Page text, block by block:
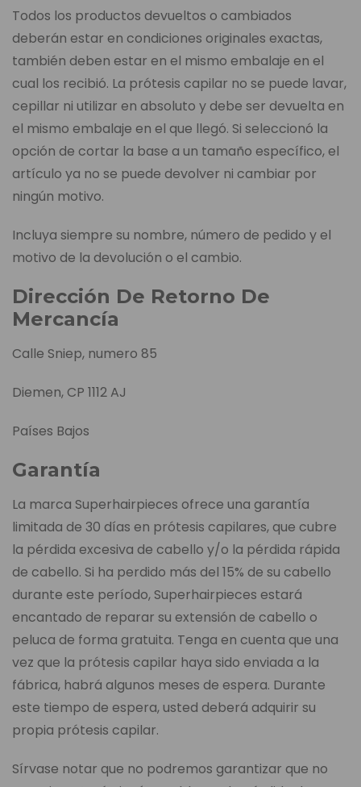
Todos los productos devueltos o cambiados
deberán estar en condiciones originales exactas,
también deben estar en el mismo embalaje en el
cual los recibió. La prótesis capilar no se puede lavar,
cepillar ni utilizar en absoluto y debe ser devuelta en
el mismo embalaje en el que llegó. Si seleccionó la
opción de cortar la base a un tamaño específico, el
artículo ya no se puede devolver ni cambiar por
ningún motivo.
Incluya siempre su nombre, número de pedido y el
motivo de la devolución o el cambio.
Dirección De Retorno De
Mercancía
Calle Sniep, numero 85
Diemen, CP 1112 AJ
Países Bajos
Garantía
La marca Superhairpieces ofrece una garantía
limitada de 30 días en prótesis capilares, que cubre
la pérdida excesiva de cabello y/o la pérdida rápida
de cabello. Si ha perdido más del 15% de su cabello
durante este período, Superhairpieces estará
encantado de reparar su extensión de cabello o
peluca de forma gratuita. Tenga en cuenta que una
vez que la prótesis capilar haya sido enviada a la
fábrica, habrá algunos meses de espera. Durante
este tiempo de espera, usted deberá adquirir su
propia prótesis capilar.
Sírvase notar que no podremos garantizar que no